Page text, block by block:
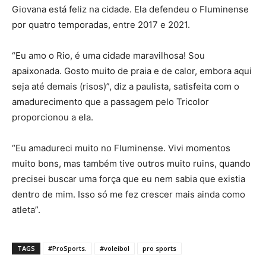
Giovana está feliz na cidade. Ela defendeu o Fluminense
por quatro temporadas, entre 2017 e 2021.
“Eu amo o Rio, é uma cidade maravilhosa! Sou
apaixonada. Gosto muito de praia e de calor, embora aqui
seja até demais (risos)”, diz a paulista, satisfeita com o
amadurecimento que a passagem pelo Tricolor
proporcionou a ela.
“Eu amadureci muito no Fluminense. Vivi momentos
muito bons, mas também tive outros muito ruins, quando
precisei buscar uma força que eu nem sabia que existia
dentro de mim. Isso só me fez crescer mais ainda como
atleta”.
TAGS #ProSports. #voleibol pro sports